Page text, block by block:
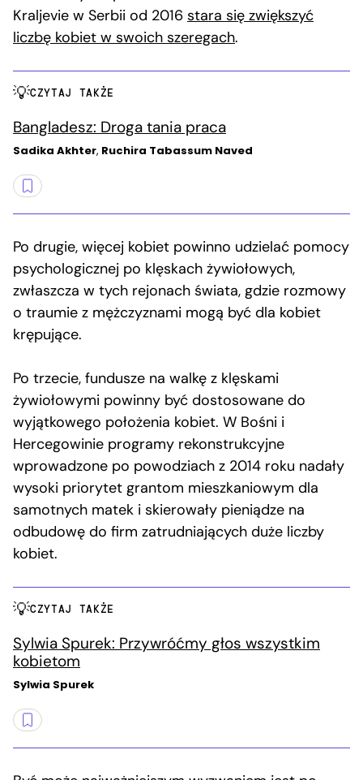
Kraljevie w Serbii od 2016 stara się zwiększyć
liczbę kobiet w swoich szeregach.
CZYTAJ TAKŻE
Bangladesz: Droga tania praca
Sadika Akhter, Ruchira Tabassum Naved
Po drugie, więcej kobiet powinno udzielać pomocy
psychologicznej po klęskach żywiołowych,
zwłaszcza w tych rejonach świata, gdzie rozmowy
o traumie z mężczyznami mogą być dla kobiet
krępujące.
Po trzecie, fundusze na walkę z klęskami
żywiołowymi powinny być dostosowane do
wyjątkowego położenia kobiet. W Bośni i
Hercegowinie programy rekonstrukcyjne
wprowadzone po powodziach z 2014 roku nadały
wysoki priorytet grantom mieszkaniowym dla
samotnych matek i skierowały pieniądze na
odbudowę do firm zatrudniających duże liczby
kobiet.
CZYTAJ TAKŻE
Sylwia Spurek: Przywróćmy głos wszystkim
kobietom
Sylwia Spurek